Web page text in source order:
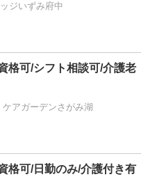
ジいずみ府中
格可/シフト相談可/介護老
アガーデンさがみ湖
格可/日勤のみ/介護付き有